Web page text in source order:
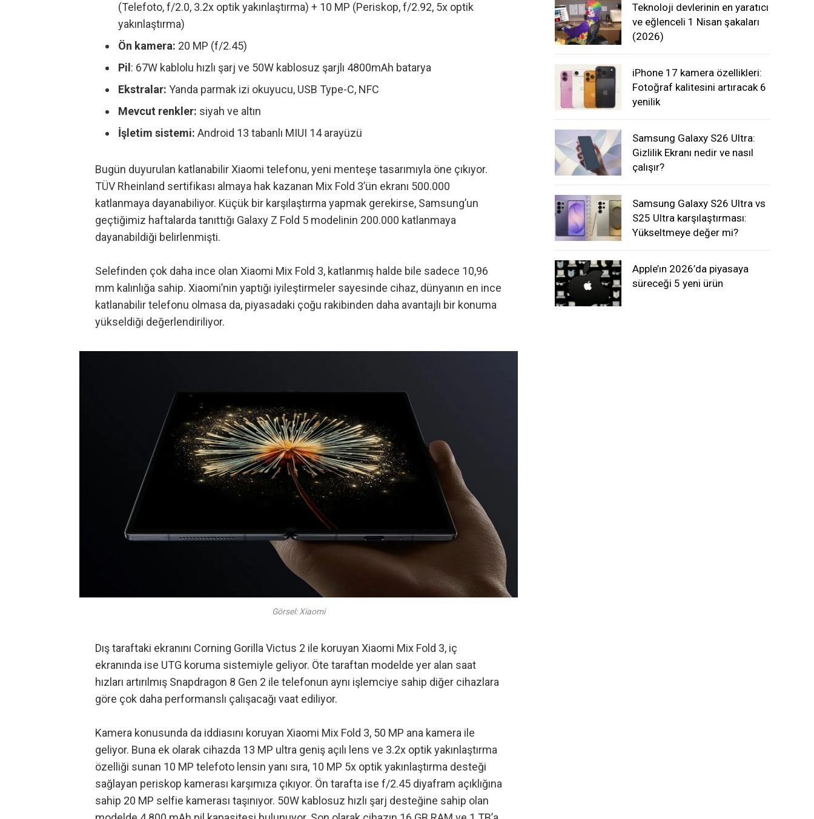
(Telefoto, f/2.0, 3.2x optik yakınlaştırma) + 10 MP (Periskop, f/2.92, 5x optik
yakınlaştırma)
Ön kamera: 20 MP (f/2.45)
Pil : 67W kablolu hızlı şarj ve 50W kablosuz şarjlı 4800mAh batarya
Ekstralar: Yanda parmak izi okuyucu, USB Type-C, NFC
Mevcut renkler: siyah ve altın
İşletim sistemi: Android 13 tabanlı MIUI 14 arayüzü
Bugün duyurulan katlanabilir Xiaomi telefonu, yeni menteşe tasarımıyla öne çıkıyor.
TÜV Rheinland sertifikası almaya hak kazanan Mix Fold 3’ün ekranı 500.000
katlanmaya dayanabiliyor. Küçük bir karşılaştırma yapmak gerekirse, Samsung’un
geçtiğimiz haftalarda tanıttığı Galaxy Z Fold 5 modelinin 200.000 katlanmaya
dayanabildiği belirlenmişti.
Selefinden çok daha ince olan Xiaomi Mix Fold 3, katlanmış halde bile sadece 10,96
mm kalınlığa sahip. Xiaomi’nin yaptığı iyileştirmeler sayesinde cihaz, dünyanın en ince
katlanabilir telefonu olmasa da, piyasadaki çoğu rakibinden daha avantajlı bir konuma
yükseldiği değerlendiriliyor.
Görsel: Xiaomi
Dış taraftaki ekranını Corning Gorilla Victus 2 ile koruyan Xiaomi Mix Fold 3, iç
ekranında ise UTG koruma sistemiyle geliyor. Öte taraftan modelde yer alan saat
hızları artırılmış Snapdragon 8 Gen 2 ile telefonun aynı işlemciye sahip diğer cihazlara
göre çok daha performanslı çalışacağı vaat ediliyor.
Kamera konusunda da iddiasını koruyan Xiaomi Mix Fold 3, 50 MP ana kamera ile
geliyor. Buna ek olarak cihazda 13 MP ultra geniş açılı lens ve 3.2x optik yakınlaştırma
özelliği sunan 10 MP telefoto lensin yanı sıra, 10 MP 5x optik yakınlaştırma desteği
sağlayan periskop kamerası karşımıza çıkıyor. Ön tarafta ise f/2.45 diyafram açıklığına
sahip 20 MP selfie kamerası taşınıyor. 50W kablosuz hızlı şarj desteğine sahip olan
Teknoloji devlerinin en yaratıcı
ve eğlenceli 1 Nisan şakaları
(2026)
iPhone 17 kamera özellikleri:
Fotoğraf kalitesini artıracak 6
yenilik
Samsung Galaxy S26 Ultra:
Gizlilik Ekranı nedir ve nasıl
çalışır?
Samsung Galaxy S26 Ultra vs
S25 Ultra karşılaştırması:
Yükseltmeye değer mi?
Apple’ın 2026’da piyasaya
süreceği 5 yeni ürün